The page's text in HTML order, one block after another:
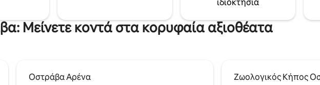
αποδυτηρίου. Υπάρχει ένα
είσοδο.
γρήγορο Wi-Fi και μοντέρνο μπάνιο.
πόλη ή για επαγγελματικά ταξίδια!
ιδιοκτησία
Μείνετε κοντά στα κορυφαία αξιοθέατα
Οστράβα Αρένα
Ζωολογικός Κήπος